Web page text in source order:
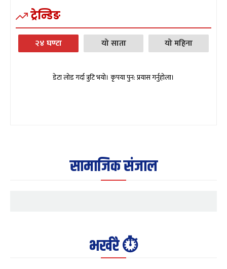
ट्रेन्डिङ
२४ घण्टा यो साता यो महिना
डेटा लोड गर्दा त्रुटि भयो। कृपया पुन: प्रयास गर्नुहोला।
सामाजिक संजाल
भर्खरै ⏱️